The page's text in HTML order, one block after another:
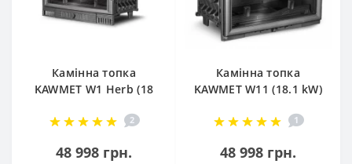
Камінна топка
KAWMET W1 Herb (18
2
48 998 грн.
Камінна топка
KAWMET W11 (18.1 kW)
1
48 998 грн.